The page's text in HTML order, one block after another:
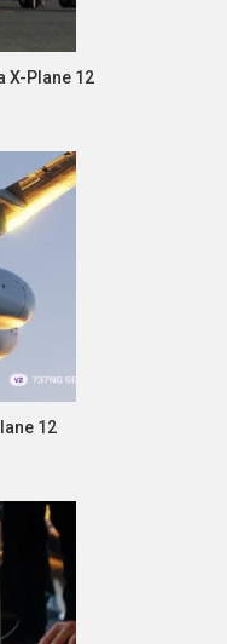
X-Plane 12
12